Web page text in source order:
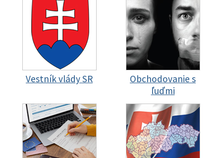
Vestník vlády SR
Obchodovanie s
ľuďmi